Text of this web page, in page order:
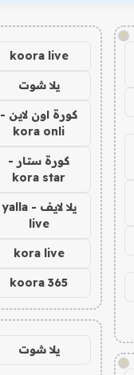
!
!
koora live
يلا شوت
كورة اون لاين -
kora onli
كورة ستار -
kora star
يلا لايف - yalla
live
kora live
koora 365
يلا شوت